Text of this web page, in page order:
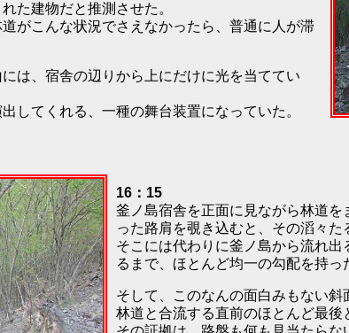
た建物だと推測させた。
がこんな状況でさえなかったら、普通に人が滞
は、宿舎の辺りから上にだけに光を当ててい
してくれる、一種の舞台装置になっていた。
16：15
釜ノ島宿舎を正面に見ながら林道
った路肩を覗き込むと、その滔々た
そこには代わりに釜ノ島から流れ
るまで、ほとんど均一の勾配を持っ
そして、このなんの面白みもない斜
林道と合流する直前のほとんど最後